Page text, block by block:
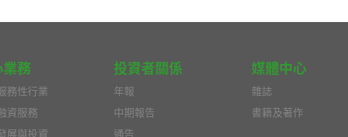
務
務性行業
資服務
展與投資
投資者關係
年報
中期報告
通告
媒體中心
雜誌
書籍及著作